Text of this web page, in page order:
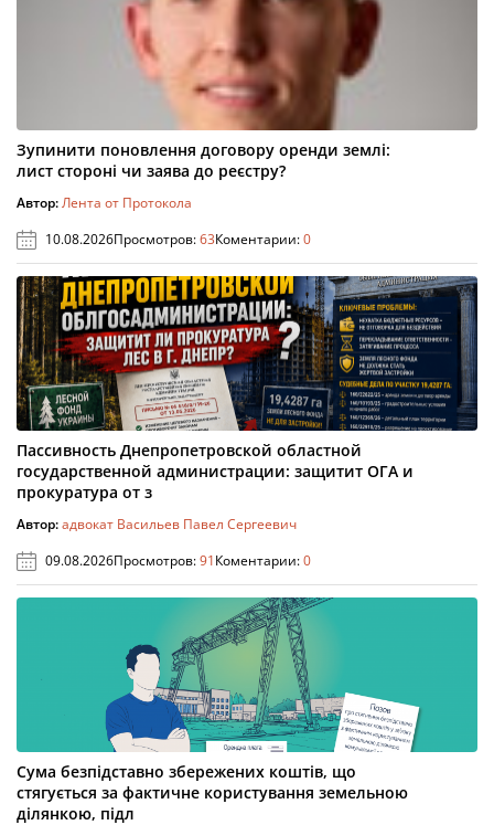
Зупинити поновлення договору оренди землі:
лист стороні чи заява до реєстру?
Автор:Лента от Протокола
10.08.2026Просмотров:63Коментарии:0
Пассивность Днепропетровской областной
государственной администрации: защитит ОГА и
прокуратура от з
Автор:адвокат Васильев Павел Сергеевич
09.08.2026Просмотров:91Коментарии:0
Сума безпідставно збережених коштів, що
стягується за фактичне користування земельною
ділянкою, підл